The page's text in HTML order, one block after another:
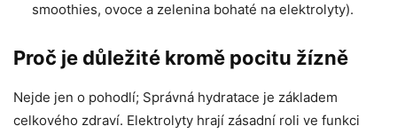
smoothies, ovoce a zelenina bohaté na elektrolyty).
Proč je důležité kromě pocitu žízně
Nejde jen o pohodlí; Správná hydratace je základem
celkového zdraví. Elektrolyty hrají zásadní roli ve funkci